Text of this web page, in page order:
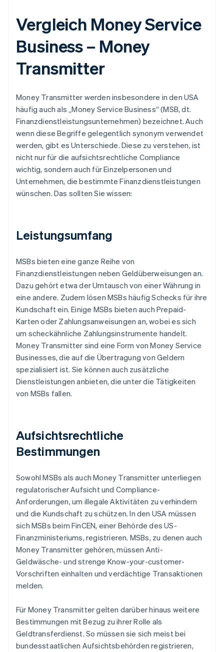
Vergleich Money Service
Business – Money
Transmitter
Money Transmitter werden insbesondere in den USA
häufig auch als „Money Service Business“ (MSB, dt.
Finanzdienstleistungsunternehmen) bezeichnet. Auch
wenn diese Begriffe gelegentlich synonym verwendet
werden, gibt es Unterschiede. Diese zu verstehen, ist
nicht nur für die aufsichtsrechtliche Compliance
wichtig, sondern auch für Einzelpersonen und
Unternehmen, die bestimmte Finanzdienstleistungen
wünschen. Das sollten Sie wissen:
Leistungsumfang
MSBs bieten eine ganze Reihe von
Finanzdienstleistungen neben Geldüberweisungen an.
Dazu gehört etwa der Umtausch von einer Währung in
eine andere. Zudem lösen MSBs häufig Schecks für ihre
Kundschaft ein. Einige MSBs bieten auch Prepaid-
Karten oder Zahlungsanweisungen an, wobei es sich
um scheckähnliche Zahlungsinstrumente handelt.
Money Transmitter sind eine Form von Money Service
Businesses, die auf die Übertragung von Geldern
spezialisiert ist. Sie können auch zusätzliche
Dienstleistungen anbieten, die unter die Tätigkeiten
von MSBs fallen.
Aufsichtsrechtliche
Bestimmungen
Sowohl MSBs als auch Money Transmitter unterliegen
regulatorischer Aufsicht und Compliance-
Anforderungen, um illegale Aktivitäten zu verhindern
und die Kundschaft zu schützen. In den USA müssen
sich MSBs beim FinCEN, einer Behörde des US-
Finanzministeriums, registrieren. MSBs, zu denen auch
Money Transmitter gehören, müssen Anti-
Geldwäsche- und strenge Know-your-customer-
Vorschriften einhalten und verdächtige Transaktionen
melden.
Für Money Transmitter gelten darüber hinaus weitere
Bestimmungen mit Bezug zu ihrer Rolle als
Geldtransferdienst. So müssen sie sich meist bei
bundesstaatlichen Aufsichtsbehörden registrieren,